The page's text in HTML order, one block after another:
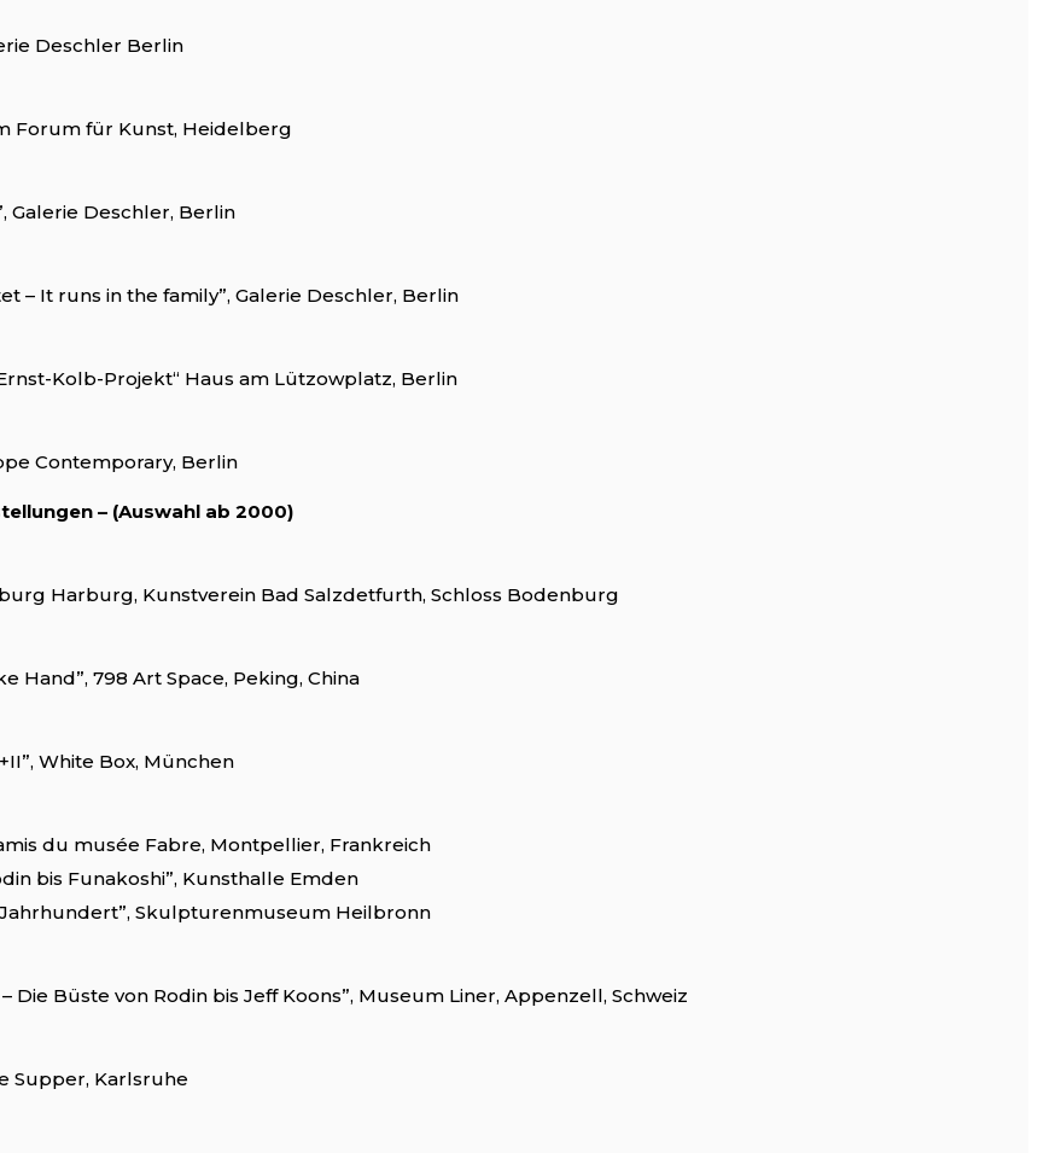
Deschler Berlin
Forum für Kunst, Heidelberg
Galerie Deschler, Berlin
– It runs in the family”, Galerie Deschler, Berlin
Ernst-Kolb-Projekt“ Haus am Lützowplatz, Berlin
Contemporary, Berlin
– (Auswahl ab 2000)
Harburg, Kunstverein Bad Salzdetfurth, Schloss Bodenburg
Hand”, 798 Art Space, Peking, China
White Box, München
du musée Fabre, Montpellier, Frankreich
bis Funakoshi”, Kunsthalle Emden
Jahrhundert”, Skulpturenmuseum Heilbronn
Die Büste von Rodin bis Jeff Koons”, Museum Liner, Appenzell, Schweiz
Supper, Karlsruhe